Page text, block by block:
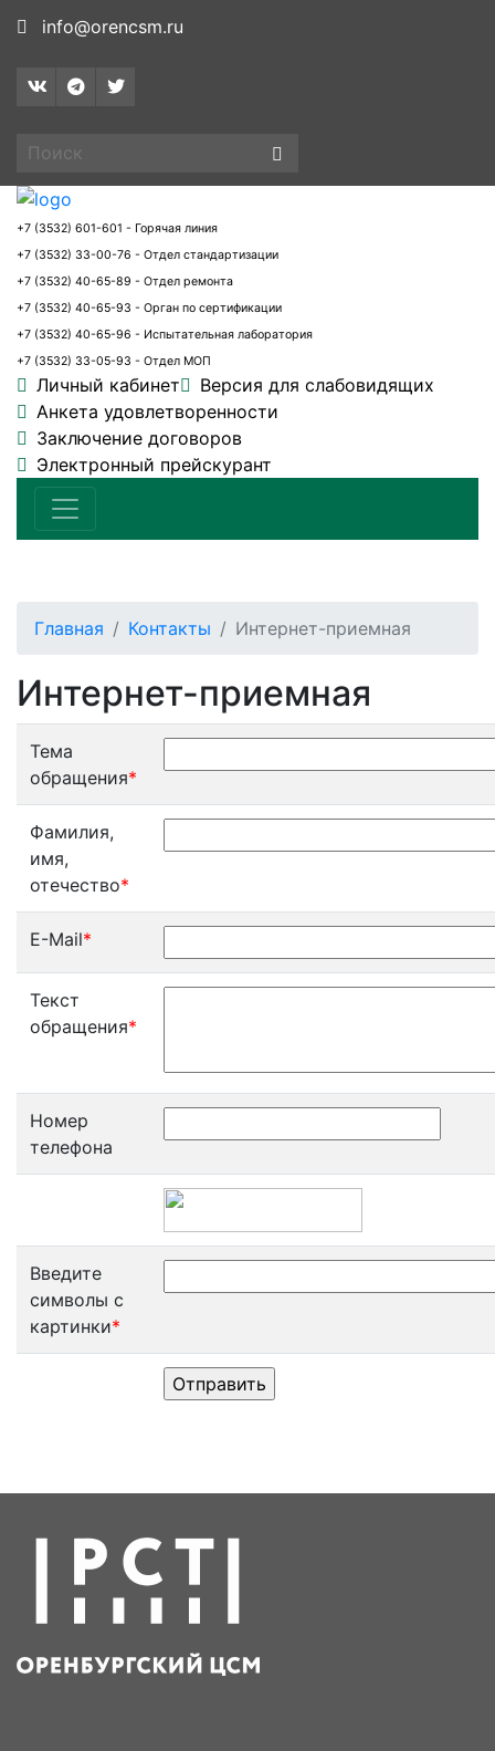
info@orencsm.ru
+7 (3532) 601-601 - Горячая линия
+7 (3532) 33-00-76 - Отдел стандартизации
+7 (3532) 40-65-89 - Отдел ремонта
+7 (3532) 40-65-93 - Орган по сертификации
+7 (3532) 40-65-96 - Испытательная лаборатория
+7 (3532) 33-05-93 - Отдел МОП
Личный кабинет
Версия для слабовидящих
Анкета удовлетворенности
Заключение договоров
Электронный прейскурант
Главная Контакты Интернет-приемная
Интернет-приемная
Тема
обращения*
Фамилия,
имя,
отечество*
E-Mail*
Текст
обращения*
Номер
телефона
Введите
символы с
картинки*